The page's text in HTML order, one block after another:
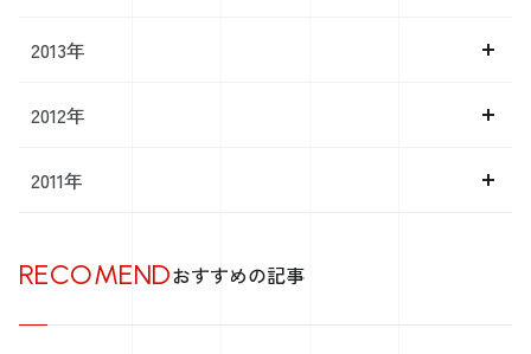
で温かみのある紙を選ぶことで、全体のデザインを引き立てます。 手
の小規模ビジネスに特に適しています。 手書きチラシ作成のポイント
手書きチラシを作る際は、親しみやすさと専門性のバランスを保つこと
ラシ作成においては、親しみやすさとプロフェッショナリズムのバラン
また、手書きであっても読みやすさを確保し、ビジュアルの魅力を損な
リエイティブな分野の求人に適しており、企業の個性を強く打ち出すこ
2013年
2012年
2011年
RECOMENDおすすめの記事